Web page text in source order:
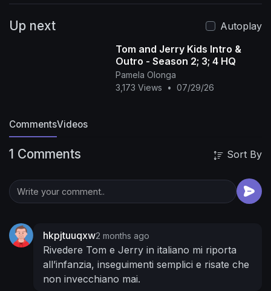
SETTIMANA!
ALTRI GIOCHI E ATTIVITÀ QUI
https://www.wbkidsgo.com/it-it/
All Warner
Bros. related characters and elements © & ™
Up next
Autoplay
Tom and Jerry Kids Intro &
Outro - Season 2; 3; 4 HQ
Pamela Olonga
3,173 Views
• 07/29/26
CommentsVideos
1 Comments Sort By
hkpjtuuqxw2 months ago
Rivedere Tom e Jerry in italiano mi riporta
all’infanzia, inseguimenti semplici e risate che
non invecchiano mai.